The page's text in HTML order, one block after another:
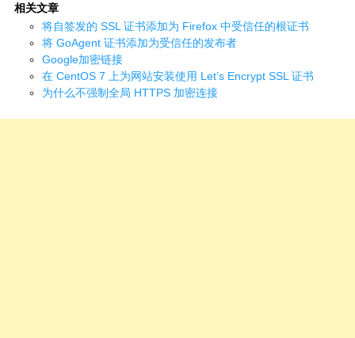
相关文章
将自签发的 SSL 证书添加为 Firefox 中受信任的根证书
将 GoAgent 证书添加为受信任的发布者
Google加密链接
在 CentOS 7 上为网站安装使用 Let’s Encrypt SSL 证书
为什么不强制全局 HTTPS 加密连接